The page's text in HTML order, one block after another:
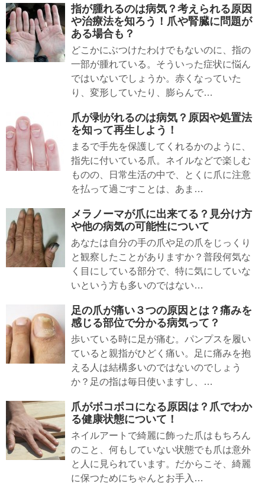
指が腫れるのは病気？考えられる原因
や治療法を知ろう！爪や腎臓に問題が
ある場合も？
どこかにぶつけたわけでもないのに、指の
一部が腫れている。そういった症状に悩ん
ではいないでしょうか。赤くなっていた
り、変形していたり、膨らんで…
爪が剥がれるのは病気？原因や処置法
を知って再生しよう！
まるで手先を保護してくれるかのように、
指先に付いている爪。ネイルなどで楽しむ
ものの、日常生活の中で、とくに爪に注意
を払って過ごすことは、あま…
メラノーマが爪に出来てる？見分け方
や他の病気の可能性について
あなたは自分の手の爪や足の爪をじっくり
と観察したことがありますか？普段何気な
く目にしている部分で、特に気にしていな
いという方も多いのではない…
足の爪が痛い３つの原因とは？痛みを
感じる部位で分かる病気って？
歩いている時に足が痛む。パンプスを履い
ていると親指がひどく痛い。足に痛みを抱
える人は結構多いのではないのでしょう
か？足の指は毎日使いますし、…
爪がボコボコになる原因は？爪でわか
る健康状態について！
ネイルアートで綺麗に飾った爪はもちろん
のこと、何もしていない状態でも爪は意外
と人に見られています。だからこそ、綺麗
に保つためにちゃんとお手入…